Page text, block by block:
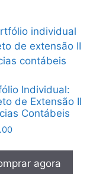
Individual:
de Extensão II
Contábeis
agora